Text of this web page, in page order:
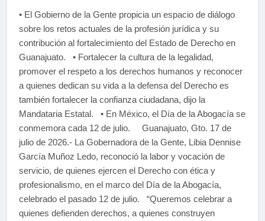
• El Gobierno de la Gente propicia un espacio de diálogo
sobre los retos actuales de la profesión jurídica y su
contribución al fortalecimiento del Estado de Derecho en
Guanajuato. • Fortalecer la cultura de la legalidad,
promover el respeto a los derechos humanos y reconocer
a quienes dedican su vida a la defensa del Derecho es
también fortalecer la confianza ciudadana, dijo la
Mandataria Estatal. • En México, el Día de la Abogacía se
conmemora cada 12 de julio. Guanajuato, Gto. 17 de
julio de 2026.- La Gobernadora de la Gente, Libia Dennise
García Muñoz Ledo, reconoció la labor y vocación de
servicio, de quienes ejercen el Derecho con ética y
profesionalismo, en el marco del Día de la Abogacía,
celebrado el pasado 12 de julio. “Queremos celebrar a
quienes defienden derechos, a quienes construyen